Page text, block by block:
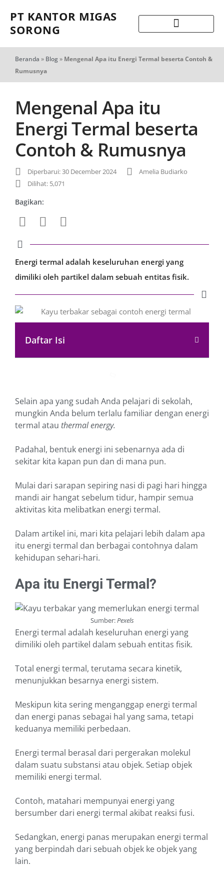
PT KANTOR MIGAS
SORONG
Beranda » Blog» Mengenal Apa itu Energi Termal beserta Contoh &
Rumusnya
Mengenal Apa itu
Energi Termal beserta
Contoh & Rumusnya
Diperbarui: 30 December 2024
Amelia Budiarko
Dilihat: 5,071
Bagikan:
Energi termal adalah keseluruhan energi yang
dimiliki oleh partikel dalam sebuah entitas fisik.
Daftar Isi
Selain apa yang sudah Anda pelajari di sekolah,
mungkin Anda belum terlalu familiar dengan energi
termal atau thermal energy.
Padahal, bentuk energi ini sebenarnya ada di
sekitar kita kapan pun dan di mana pun.
Mulai dari sarapan sepiring nasi di pagi hari hingga
mandi air hangat sebelum tidur, hampir semua
aktivitas kita melibatkan energi termal.
Dalam artikel ini, mari kita pelajari lebih dalam apa
itu energi termal dan berbagai contohnya dalam
kehidupan sehari-hari.
Apa itu Energi Termal?
Sumber:Pexels
Energi termal adalah keseluruhan energi yang
dimiliki oleh partikel dalam sebuah entitas fisik.
Total energi termal, terutama secara kinetik,
menunjukkan besarnya energi sistem.
Meskipun kita sering menganggap energi termal
dan energi panas sebagai hal yang sama, tetapi
keduanya memiliki perbedaan.
Energi termal berasal dari pergerakan molekul
dalam suatu substansi atau objek. Setiap objek
memiliki energi termal.
Contoh, matahari mempunyai energi yang
bersumber dari energi termal akibat reaksi fusi.
Sedangkan, energi panas merupakan energi termal
yang berpindah dari sebuah objek ke objek yang
lain.